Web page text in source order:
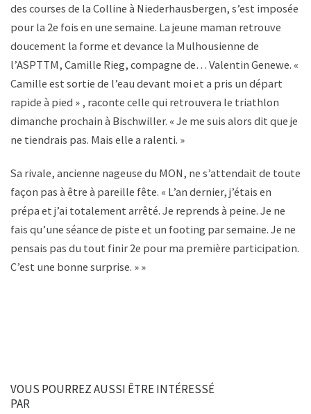
des courses de la Colline à Niederhausbergen, s’est imposée
pour la 2e fois en une semaine. La jeune maman retrouve
doucement la forme et devance la Mulhousienne de
l’ASPTTM, Camille Rieg, compagne de… Valentin Genewe. «
Camille est sortie de l’eau devant moi et a pris un départ
rapide à pied » , raconte celle qui retrouvera le triathlon
dimanche prochain à Bischwiller. « Je me suis alors dit que je
ne tiendrais pas. Mais elle a ralenti. »
Sa rivale, ancienne nageuse du MON, ne s’attendait de toute
façon pas à être à pareille fête. « L’an dernier, j’étais en
prépa et j’ai totalement arrêté. Je reprends à peine. Je ne
fais qu’une séance de piste et un footing par semaine. Je ne
pensais pas du tout finir 2e pour ma première participation.
C’est une bonne surprise. » »
VOUS POURREZ AUSSI ÊTRE INTÉRESSÉ
PAR